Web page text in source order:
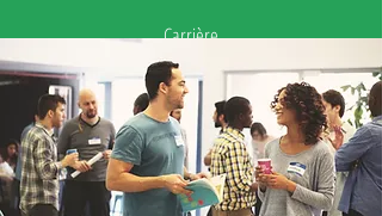
Carrière
Presse
Faire un don